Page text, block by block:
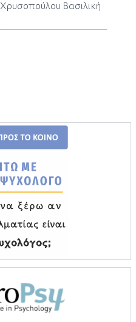
Χρυσοπούλου Βασιλική